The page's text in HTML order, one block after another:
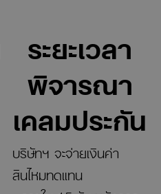
ระยะเวลา
พิจารณา
เคลมประกัน
บริษัทฯ จะจ่ายเงินค่า
สินไหมทดแทน